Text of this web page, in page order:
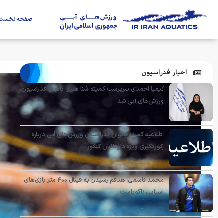
صفحه
اخبار فدراسیون
کیمیا احمدی سرپرست کمیته شنا هنری بانوان فدراسیون
ورزش‌های آبی شد
اطلاعیه کمیته بانوان فدراسیون ورزش‌های آبی درباره
رکوردگیری ویژه داوطلبان کنکور
محمد قاسمی: هدفم رسیدن به فینال ۴۰۰ متر بازی‌های
آسیایی ناگویاست